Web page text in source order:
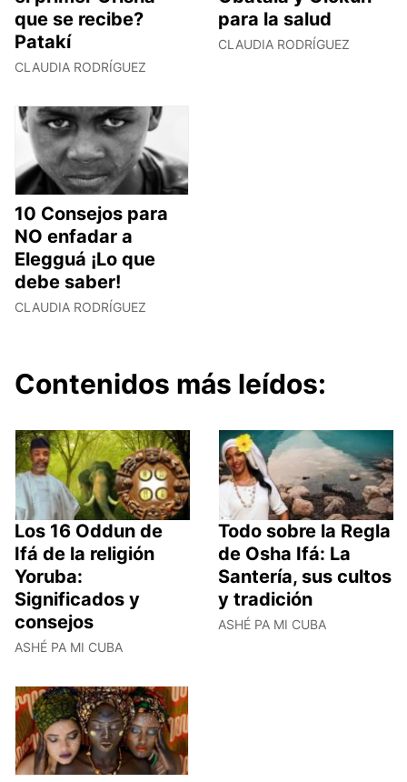
que se recibe?
Patakí
CLAUDIA RODRÍGUEZ
para la salud
CLAUDIA RODRÍGUEZ
10 Consejos para
NO enfadar a
Elegguá ¡Lo que
debe saber!
CLAUDIA RODRÍGUEZ
Contenidos más leídos:
Los 16 Oddun de
Ifá de la religión
Yoruba:
Significados y
consejos
ASHÉ PA MI CUBA
Todo sobre la Regla
de Osha Ifá: La
Santería, sus cultos
y tradición
ASHÉ PA MI CUBA